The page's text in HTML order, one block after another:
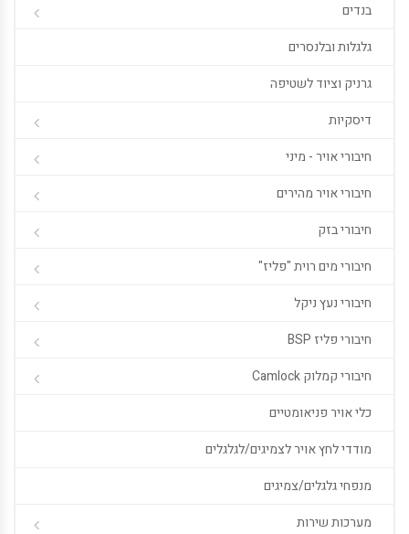
בנדים
גלגלות ובלנסרים
גרניק וציוד לשטיפה
דיסקיות
חיבורי אויר - מיני
חיבורי אויר מהירים
חיבורי בזק
חיבורי מים רוית "פליז"
חיבורי נעץ ניקל
חיבורי פליז BSP
חיבורי קמלוק Camlock
כלי אויר פניאומטיים
מודדי לחץ אויר לצמיגים/לגלגלים
מנפחי גלגלים/צמיגים
מערכות שירות